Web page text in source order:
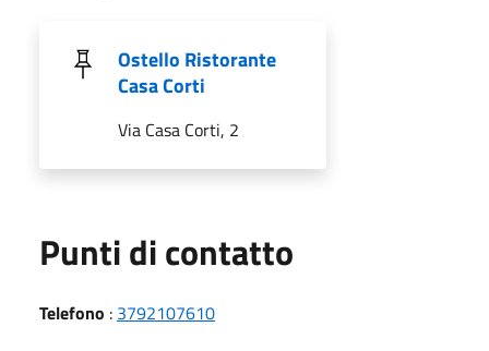
Ostello Ristorante
Casa Corti
Via Casa Corti, 2
Punti di contatto
Telefono : 3792107610